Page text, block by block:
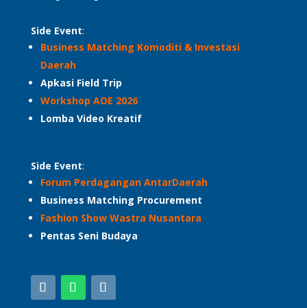
Side Event:
Business Matching Komoditi & Investasi
Daerah
Apkasi Field Trip
Workshop AOE 2026
Lomba Video Kreatif
Side Event:
Forum Perdagangan AntarDaerah
Business Matching Procurement
Fashion Show Wastra Nusantara
Pentas Seni Budaya